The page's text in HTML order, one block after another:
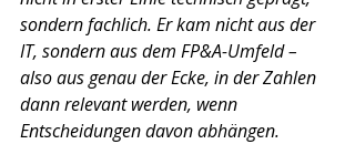
sondern fachlich. Er kam nicht aus der
IT, sondern aus dem FP&A-Umfeld –
also aus genau der Ecke, in der Zahlen
dann relevant werden, wenn
Entscheidungen davon abhängen.